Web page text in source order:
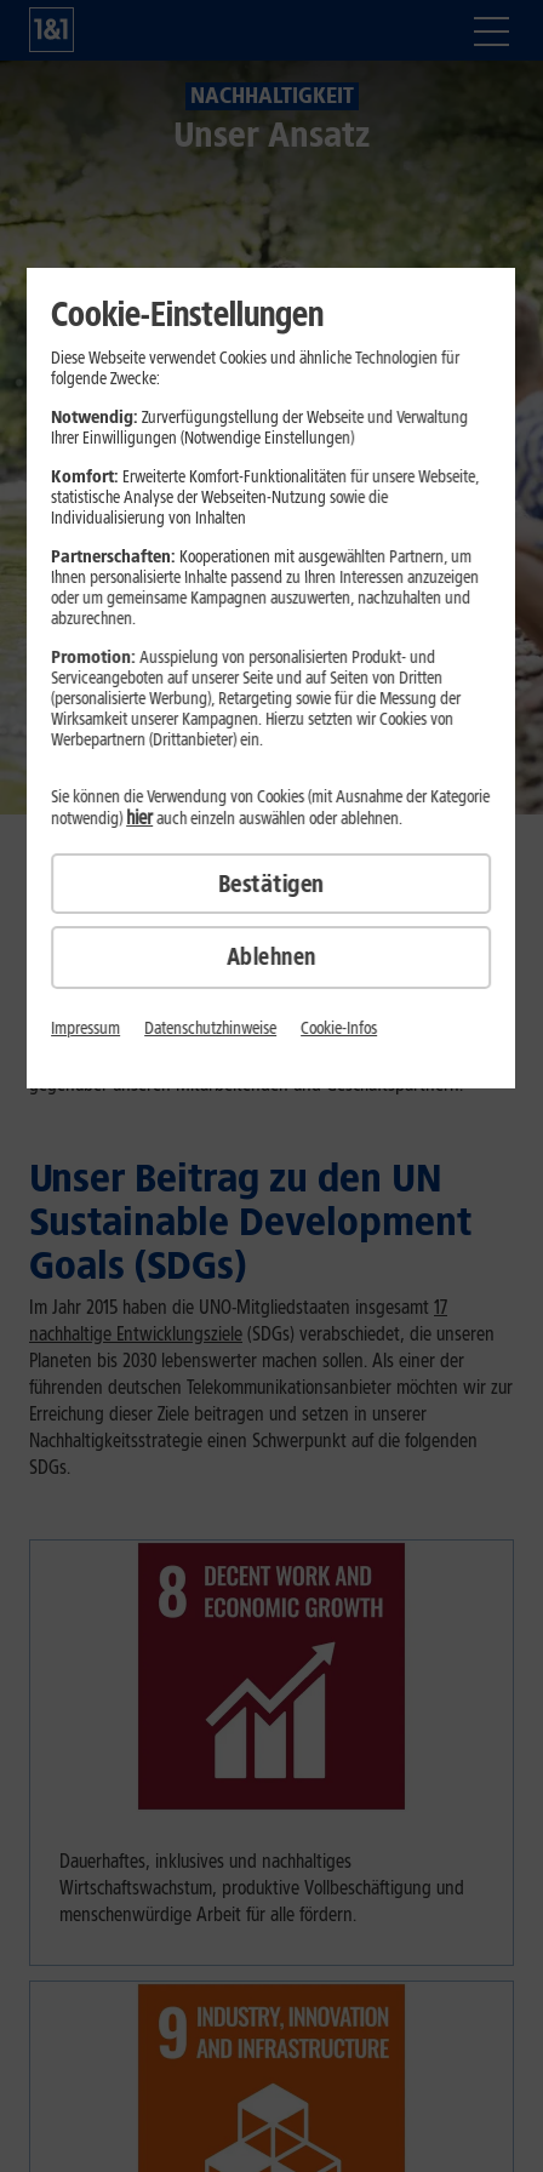
NACHHALTIGKEIT
Unser Ansatz
Nachhaltig zu operieren, ist fester Bestandteil der täglichen Arbeit
bei 1&1. Denn als börsennotiertes Unternehmen möchten wir auch
beim Thema Nachhaltigkeit Vorreiter sein. So zählt soziales,
ökonomisches und ökologisches Handeln entlang unserer
wir als fairer und zuverlässiger Partner auf. Diesen Anspruch haben
gegenüber unseren Mitarbeitenden und Geschäftspartnern.
Unser Beitrag zu den UN
Sustainable Development
Goals (SDGs)
Im Jahr 2015 haben die UNO-Mitgliedstaaten insgesamt 17
nachhaltige Entwicklungsziele (SDGs) verabschiedet, die unseren
Planeten bis 2030 lebenswerter machen sollen. Als einer der
führenden deutschen Telekommunikationsanbieter möchten wir zur
Erreichung dieser Ziele beitragen und setzen in unserer
Nachhaltigkeitsstrategie einen Schwerpunkt auf die folgenden
SDGs.
Dauerhaftes, inklusives und nachhaltiges
Wirtschaftswachstum, produktive Vollbeschäftigung und
menschenwürdige Arbeit für alle fördern.
Cookie-Einstellungen
Diese Webseite verwendet Cookies und ähnliche Technologien für
folgende Zwecke:
Notwendig: Zurverfügungstellung der Webseite und Verwaltung
Ihrer Einwilligungen (Notwendige Einstellungen)
Komfort: Erweiterte Komfort-Funktionalitäten für unsere Webseite,
statistische Analyse der Webseiten-Nutzung sowie die
Individualisierung von Inhalten
Partnerschaften: Kooperationen mit ausgewählten Partnern, um
Ihnen personalisierte Inhalte passend zu Ihren Interessen anzuzeigen
oder um gemeinsame Kampagnen auszuwerten, nachzuhalten und
abzurechnen.
Promotion:Ausspielung von personalisierten Produkt- und
Serviceangeboten auf unserer Seite und auf Seiten von Dritten
(personalisierte Werbung), Retargeting sowie für die Messung der
Wirksamkeit unserer Kampagnen. Hierzu setzten wir Cookies von
Werbepartnern (Drittanbieter) ein.
Ablehnen
Sie können die Verwendung von Cookies (mit Ausnahme der Kategorie
notwendig)hierauch einzeln auswählen oder ablehnen.
Bestätigen
Impressum Datenschutzhinweise Cookie-Infos